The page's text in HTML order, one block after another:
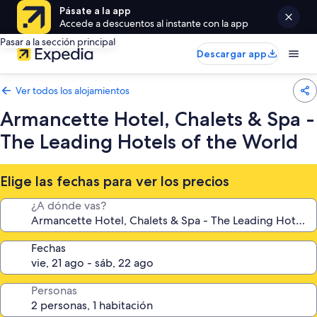
Pásate a la app
Accede a descuentos al instante con la app
Pasar a la sección principal
Descargar app
Ver todos los alojamientos
Armancette Hotel, Chalets & Spa -
The Leading Hotels of the World
Elige las fechas para ver los precios
¿A dónde vas?
Fechas
Personas